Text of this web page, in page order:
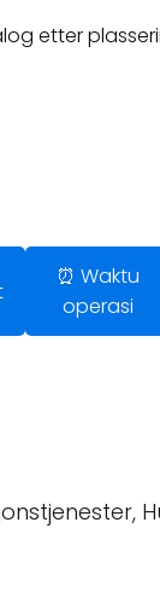
etter
⏰ Waktu
operasi